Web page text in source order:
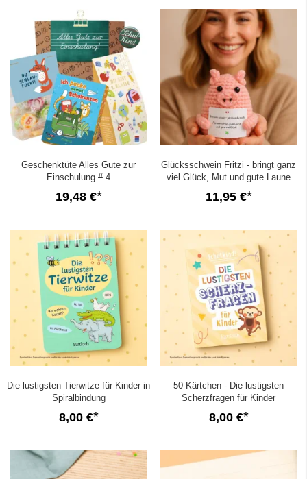
Geschenktüte Alles Gute zur
Einschulung # 4
19,48 €
Glücksschwein Fritzi - bringt ganz
viel Glück, Mut und gute Laune
11,95 €
Die lustigsten Tierwitze für Kinder in
Spiralbindung
8,00 €
50 Kärtchen - Die lustigsten
Scherzfragen für Kinder
8,00 €